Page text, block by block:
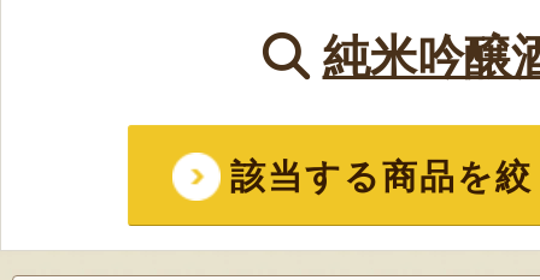
純米吟醸
該当する商品を